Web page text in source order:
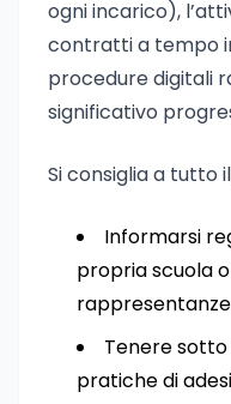
ogni incarico),
contratti a tempo
procedure digitali
significativo
Si consiglia a tutto
Informarsi
propria scuola
Tenere
pratiche di